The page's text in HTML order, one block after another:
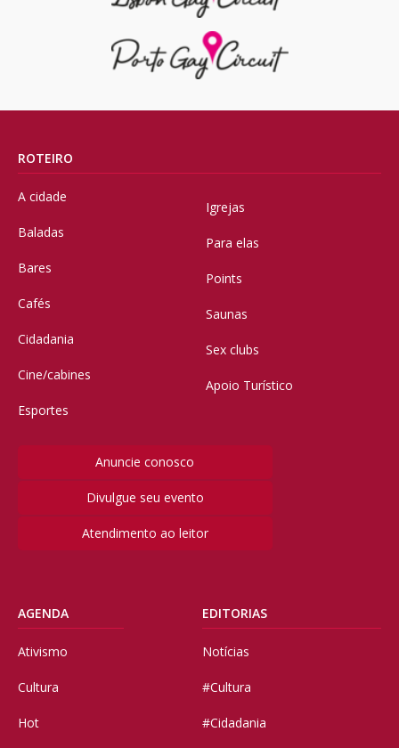
ROTEIRO
A cidade
Baladas
Bares
Cafés
Cidadania
Cine/cabines
Esportes
Igrejas
Para elas
Points
Saunas
Sex clubs
Apoio Turístico
Anuncie conosco
Divulgue seu evento
Atendimento ao leitor
AGENDA
Ativismo
Cultura
Hot
EDITORIAS
Notícias
#Cultura
#Cidadania